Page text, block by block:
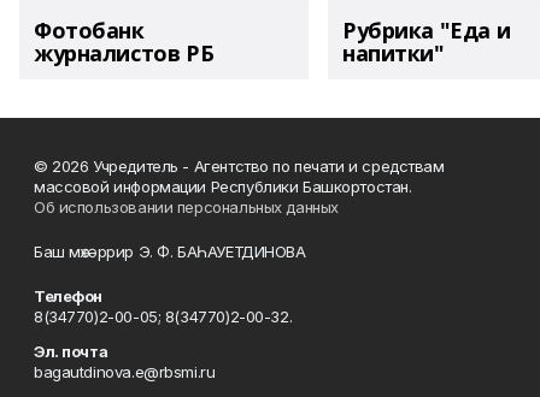
Фотобанк
журналистов РБ
Рубрика "Еда и
напитки"
© 2026 Учредитель - Агентство по печати и средствам
массовой информации Республики Башкортостан.
Об использовании персональных данных
Баш мөхәррир Э. Ф. БАҺАУЕТДИНОВА
Телефон
8(34770)2-00-05; 8(34770)2-00-32.
Эл. почта
bagautdinova.e@rbsmi.ru